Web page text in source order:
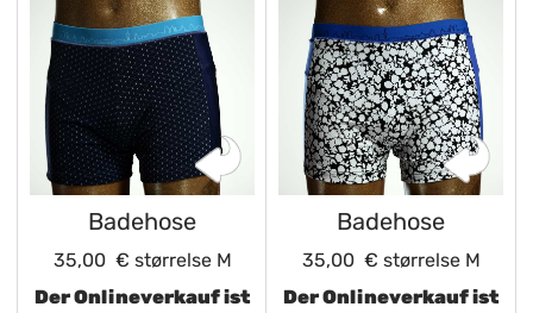
Badehose
35,00 € størrelse M
Der Onlineverkauf ist
Badehose
35,00 € størrelse M
Der Onlineverkauf ist